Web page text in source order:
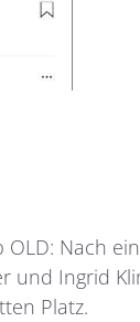
OLD: Nach
und Ingrid
Platz.